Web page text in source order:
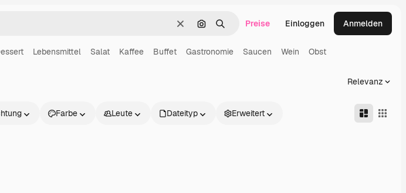
LöschenNach Bild suchen
SuchenPreise Einloggen Anmelden
Lebensmittel Salat Kaffee Buffet Gastronomie Saucen Wein Obst
Relevanz
Farbe Leute Dateityp Erweitert